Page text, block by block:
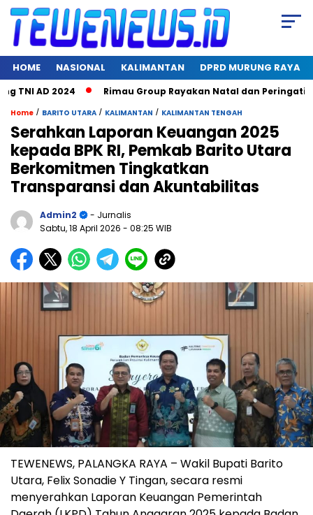
HOME NASIONAL KALIMANTAN DPRD MURUNG RAYA
AD 2024 Rimau Group Rayakan Natal dan Peringati Hari
Home / BARITO UTARA / KALIMANTAN / KALIMANTAN TENGAH
Serahkan Laporan Keuangan 2025
kepada BPK RI, Pemkab Barito Utara
Berkomitmen Tingkatkan
Transparansi dan Akuntabilitas
Admin2
- Jurnalis
Sabtu, 18 April 2026 - 08:25 WIB
TEWENEWS, PALANGKA RAYA – Wakil Bupati Barito
Utara, Felix Sonadie Y Tingan, secara resmi
menyerahkan Laporan Keuangan Pemerintah